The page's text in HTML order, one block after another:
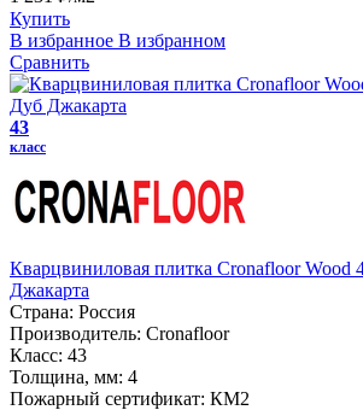
Купить
В избранное В избранном
Сравнить
43
класс
Кварцвиниловая плитка Cronafloor Wood
Джакарта
Страна: Россия
Производитель: Cronafloor
Класс: 43
Толщина, мм: 4
Пожарный сертификат: КМ2